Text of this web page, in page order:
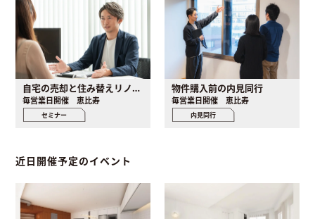
自宅の売却と住み替えリノベ個別セミナー
毎営業日開催 恵比寿
セミナー
物件購入前の内見同行
毎営業日開催 恵比寿
内見同行
近日開催予定のイベント